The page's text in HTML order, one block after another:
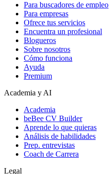
Para buscadores de empleo
Para empresas
Ofrece tus servicios
Encuentra un profesional
Blogueros
Sobre nosotros
Cómo funciona
Ayuda
Premium
Academia y AI
Academia
beBee CV Builder
Aprende lo que quieras
Análisis de habilidades
Prep. entrevistas
Coach de Carrera
Legal